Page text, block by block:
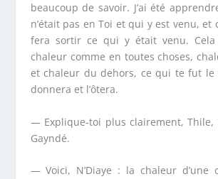
beaucoup de savoir. J’ai été
n’était pas en Toi et qui y est venu, et
fera sortir ce qui y était venu. Cela
chaleur comme en toutes choses,
et chaleur du dehors, ce qui te fut le
donnera et l’ôtera.
— Explique-toi plus clairement, Thile,
Gayndé.
— Voici, N’Diaye : la chaleur d’une